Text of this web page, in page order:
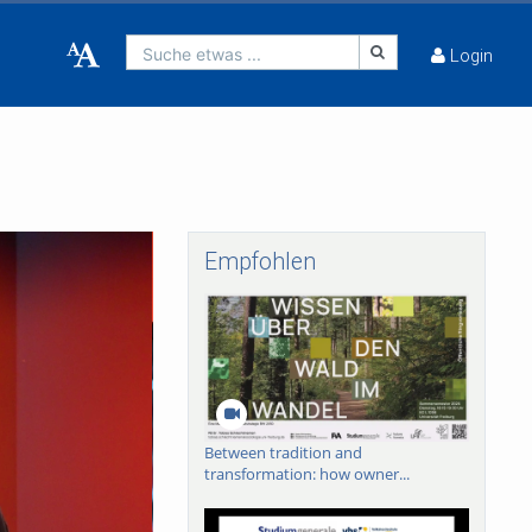
Suche etwas ... Login
Empfohlen
Between tradition and
transformation: how owner...